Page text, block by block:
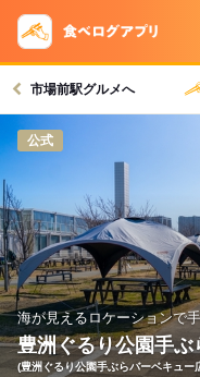
市場前駅グルメへ
公式
海が見えるロケーションで
豊洲ぐるり公園手
(豊洲ぐるり公園手ぶらバーベキュー